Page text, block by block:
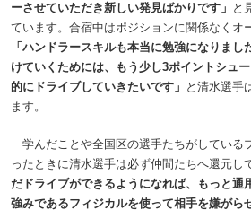
ーさせていただき新しい発見ばかりです」 と
ています。合宿中はポジションに関係なくオ
「ハンドラースキルも本当に勉強になりま
けていくためには、もう少し3ポイントシュ
的にドライブしていきたいです」 と清水選手
ます。
学んだことや全国区の選手たちがしている
ったときに清水選手は必ず仲間たちへ還元し
だドライブができるようになれば、もっと通
強みであるフィジカルを使って相手を嫌がら